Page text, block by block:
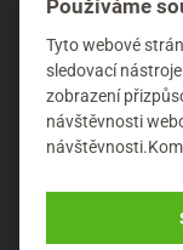
stačí jej nanést
Používáme
Tyto webové
sledovací
zobrazení
návštěvnosti